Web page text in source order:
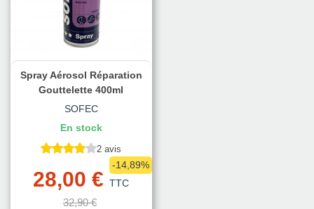
Spray Aérosol Réparation
Gouttelette 400ml
SOFEC
En stock
2 avis
28,00 € TTC
32,90 €
-14,89%